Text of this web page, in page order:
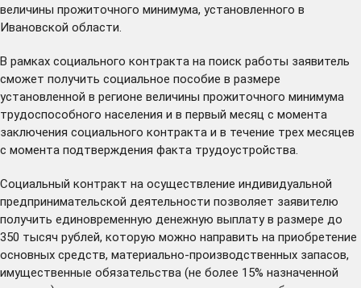
величины прожиточного минимума, установленного в
Ивановской области.
В рамках социального контракта на поиск работы заявитель
сможет получить социальное пособие в размере
установленной в регионе величины прожиточного минимума
трудоспособного населения и в первый месяц с момента
заключения социального контракта и в течение трех месяцев
с момента подтверждения факта трудоустройства.
Социальный контракт на осуществление индивидуальной
предпринимательской деятельности позволяет заявителю
получить единовременную денежную выплату в размере до
350 тысяч рублей, которую можно направить на приобретение
основных средств, материально-производственных запасов,
имущественные обязательства (не более 15% назначенной